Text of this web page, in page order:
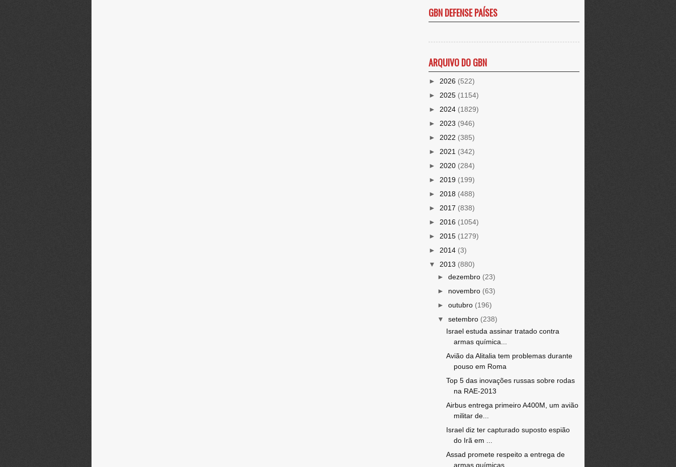
GBN DEFENSE PAÍSES
ARQUIVO DO GBN
► 2026 (522)
► 2025 (1154)
► 2024 (1829)
► 2023 (946)
► 2022 (385)
► 2021 (342)
► 2020 (284)
► 2019 (199)
► 2018 (488)
► 2017 (838)
► 2016 (1054)
► 2015 (1279)
► 2014 (3)
▼ 2013 (880)
► dezembro (23)
► novembro (63)
► outubro (196)
▼ setembro (238)
Israel estuda assinar tratado contra
armas química...
Avião da Alitalia tem problemas durante
pouso em Roma
Top 5 das inovações russas sobre rodas
na RAE-2013
Airbus entrega primeiro A400M, um avião
militar de...
Israel diz ter capturado suposto espião
do Irã em ...
Assad promete respeito a entrega de
armas químicas...